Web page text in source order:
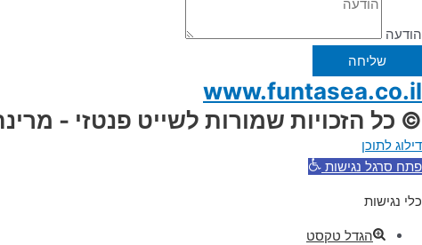
הודעה
שליחה
www.funtasea.co.il
© כל הזכויות שמורות לשייט פנטזי -
דילוג לתוכן
פתח סרגל נגישות
כלי נגישות
הגדל טקסט